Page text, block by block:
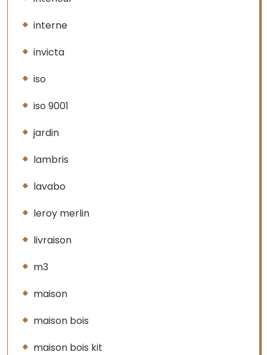
interne
invicta
iso
iso 9001
jardin
lambris
lavabo
leroy merlin
livraison
m3
maison
maison bois
maison bois kit